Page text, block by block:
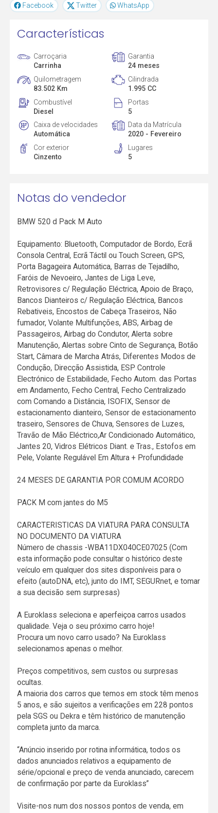
Facebook Twitter WhatsApp
Características
Carroçaria
Carrinha
Garantia
24 meses
Quilometragem
83.502 Km
Cilindrada
1.995 CC
Combustível
Diesel
Portas
5
Caixa de velocidades
Automática
Data da Matrícula
2020 - Fevereiro
Cor exterior
Cinzento
Lugares
5
Notas do vendedor
BMW 520 d Pack M Auto
Equipamento: Bluetooth, Computador de Bordo, Ecrã
Consola Central, Ecrã Táctil ou Touch Screen, GPS,
Porta Bagageira Automática, Barras de Tejadilho,
Faróis de Nevoeiro, Jantes de Liga Leve,
Retrovisores c/ Regulação Eléctrica, Apoio de Braço,
Bancos Dianteiros c/ Regulação Eléctrica, Bancos
Rebativeis, Encostos de Cabeça Traseiros, Não
fumador, Volante Multifunções, ABS, Airbag de
Passageiros, Airbag do Condutor, Alerta sobre
Manutenção, Alertas sobre Cinto de Segurança, Botão
Start, Câmara de Marcha Atrás, Diferentes Modos de
Condução, Direcção Assistida, ESP Controle
Electrónico de Estabilidade, Fecho Autom. das Portas
em Andamento, Fecho Central, Fecho Centralizado
com Comando a Distância, ISOFIX, Sensor de
estacionamento dianteiro, Sensor de estacionamento
traseiro, Sensores de Chuva, Sensores de Luzes,
Travão de Mão Eléctrico,Ar Condicionado Automático,
Jantes 20, Vidros Elétricos Diant. e Tras., Estofos em
Pele, Volante Regulável Em Altura + Profundidade
24 MESES DE GARANTIA POR COMUM ACORDO
PACK M com jantes do M5
CARACTERISTICAS DA VIATURA PARA CONSULTA
NO DOCUMENTO DA VIATURA
Número de chassis -WBA11DX040CE07025 (Com
esta informação pode consultar o histórico deste
veículo em qualquer dos sites disponíveis para o
efeito (autoDNA, etc), junto do IMT, SEGURnet, e tomar
a sua decisão sem surpresas)
A Euroklass seleciona e aperfeiçoa carros usados
qualidade. Veja o seu próximo carro hoje!
Procura um novo carro usado? Na Euroklass
selecionamos apenas o melhor.
Preços competitivos, sem custos ou surpresas
ocultas.
A maioria dos carros que temos em stock têm menos
5 anos, e são sujeitos a verificações em 228 pontos
pela SGS ou Dekra e têm histórico de manutenção
completa junto da marca.
“Anúncio inserido por rotina informática, todos os
dados anunciados relativos a equipamento de
série/opcional e preço de venda anunciado, carecem
de confirmação por parte da Euroklass”
Visite-nos num dos nossos pontos de venda, em